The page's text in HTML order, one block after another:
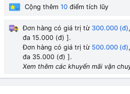
Cộng thêm 10 điểm tích lũy
Đơn hàng có giá trị từ 300.000 (đ)
đa 15.000 (đ) ].
Đơn hàng có giá trị từ 500.000 (đ)
đa 35.000 (đ) ].
Xem thêm các khuyến mãi vận